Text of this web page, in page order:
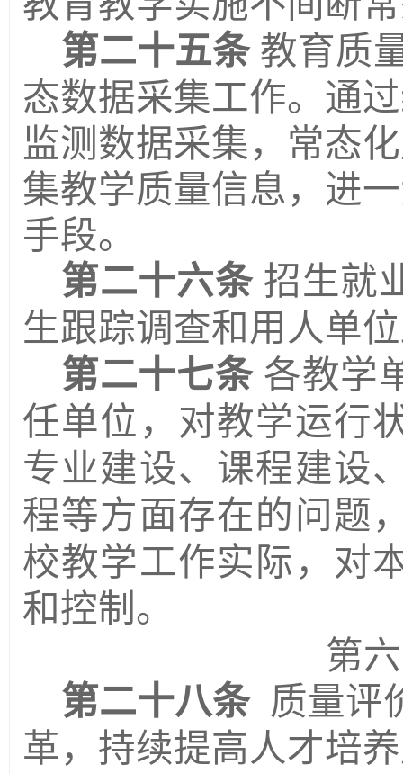
第二十五条 教育质
态数据采集工作。通
监测数据采集，常态
集教学质量信息，进
手段。
第二十六条 招生就
生跟踪调查和用人单
第二十七条 各教学
任单位，对教学运行
专业建设、课程建设
程等方面存在的问题
校教学工作实际，对
和控制。
第
第二十八条 质量评
革，持续提高人才培